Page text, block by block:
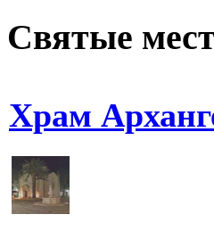
Святые
Храм